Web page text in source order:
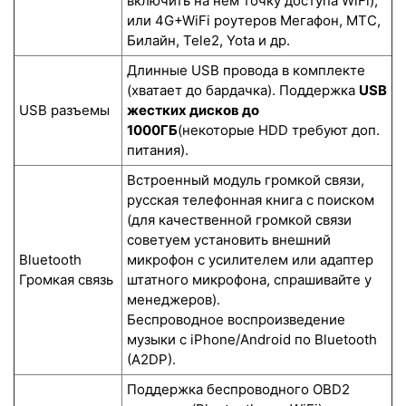
или 4G+WiFi роутеров Мегафон, МТС,
Билайн, Tele2, Yota и др.
USB разъемы
Длинные USB провода в комплекте
(хватает до бардачка). Поддержка USB
жестких дисков до
1000ГБ(некоторые HDD требуют доп.
питания).
Bluetooth
Громкая связь
Встроенный модуль громкой связи,
русская телефонная книга с поиском
(для качественной громкой связи
советуем установить внешний
микрофон с усилителем или адаптер
штатного микрофона, спрашивайте у
менеджеров).
Беспроводное воспроизведение
музыки с iPhone/Android по Bluetooth
(A2DP).
Поддержка беспроводного OBD2